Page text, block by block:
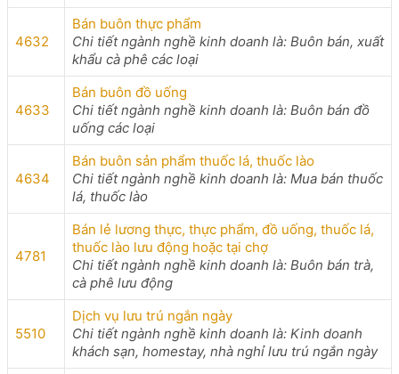
4632
Bán buôn thực phẩm
Chi tiết ngành nghề kinh doanh là: Buôn bán, xuất
khẩu cà phê các loại
4633
Bán buôn đồ uống
Chi tiết ngành nghề kinh doanh là: Buôn bán đồ
uống các loại
4634
Bán buôn sản phẩm thuốc lá, thuốc lào
Chi tiết ngành nghề kinh doanh là: Mua bán thuốc
lá, thuốc lào
4781
Bán lẻ lương thực, thực phẩm, đồ uống, thuốc lá,
thuốc lào lưu động hoặc tại chợ
Chi tiết ngành nghề kinh doanh là: Buôn bán trà,
cà phê lưu động
5510
Dịch vụ lưu trú ngắn ngày
Chi tiết ngành nghề kinh doanh là: Kinh doanh
khách sạn, homestay, nhà nghỉ lưu trú ngắn ngày